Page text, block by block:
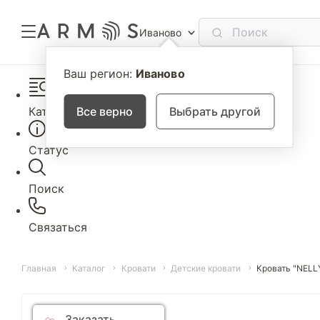
Иваново
Ваш регион: Иваново
Все верно Выбрать другой
Каталог
Статус
Поиск
Связаться
Главная Каталог Кровати Детские кровати Кровать